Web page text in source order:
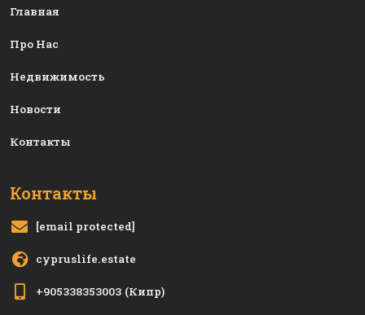
Главная
Про Нас
Недвижимость
Новости
Контакты
Контакты
[email protected]
cypruslife.estate
+905338353003 (Кипр)